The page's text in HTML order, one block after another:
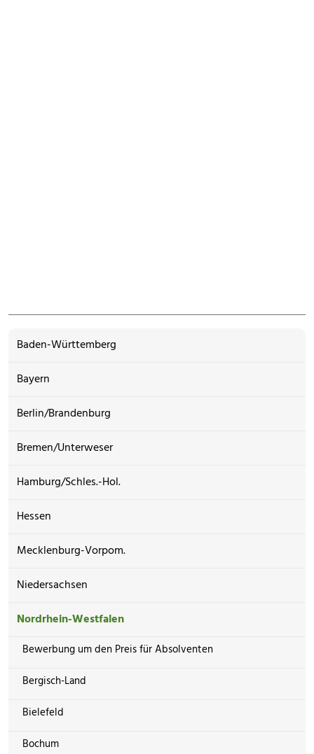
Baden-Württemberg
Bayern
Berlin/Brandenburg
Bremen/Unterweser
Hamburg/Schles.-Hol.
Hessen
Mecklenburg-Vorpom.
Niedersachsen
Nordrhein-Westfalen
Bewerbung um den Preis für Absolventen
Bergisch-Land
Bielefeld
Bochum